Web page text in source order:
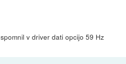
v driver dati opcijo 59 Hz